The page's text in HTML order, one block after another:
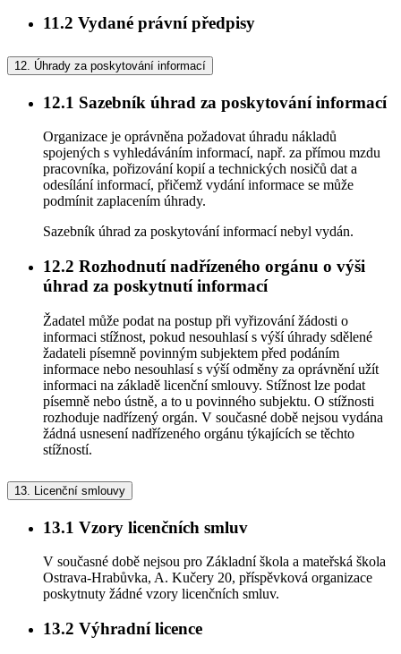
11.2 Vydané právní předpisy
12. Úhrady za poskytování informací
12.1 Sazebník úhrad za poskytování informací
Organizace je oprávněna požadovat úhradu nákladů
spojených s vyhledáváním informací, např. za přímou mzdu
pracovníka, pořizování kopií a technických nosičů dat a
odesílání informací, přičemž vydání informace se může
podmínit zaplacením úhrady.
Sazebník úhrad za poskytování informací nebyl vydán.
12.2 Rozhodnutí nadřízeného orgánu o výši
úhrad za poskytnutí informací
Žadatel může podat na postup při vyřizování žádosti o
informaci stížnost, pokud nesouhlasí s výší úhrady sdělené
žadateli písemně povinným subjektem před podáním
informace nebo nesouhlasí s výší odměny za oprávnění užít
informaci na základě licenční smlouvy. Stížnost lze podat
písemně nebo ústně, a to u povinného subjektu. O stížnosti
rozhoduje nadřízený orgán. V současné době nejsou vydána
žádná usnesení nadřízeného orgánu týkajících se těchto
stížností.
13. Licenční smlouvy
13.1 Vzory licenčních smluv
V současné době nejsou pro Základní škola a mateřská škola
Ostrava-Hrabůvka, A. Kučery 20, příspěvková organizace
poskytnuty žádné vzory licenčních smluv.
13.2 Výhradní licence